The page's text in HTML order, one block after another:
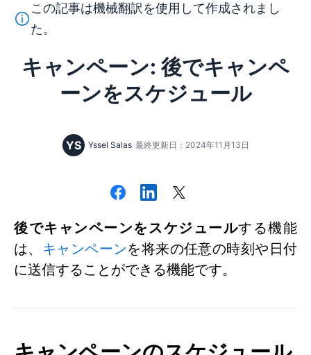
サポートに問い合わせる
このテキストは機械翻訳ツールを使用して英語から翻訳
この記事は機械翻訳を使用して作成されまし
た。
キャンペーン: 後でキャンペ
ーンをスケジュール
YS Yssel Salas 最終更新日：2024年11月13日
後でキャンペーンをスケジュールする機能
は、 キャンペーンを将来の任意の時刻や日付
に送信することができる機能です。